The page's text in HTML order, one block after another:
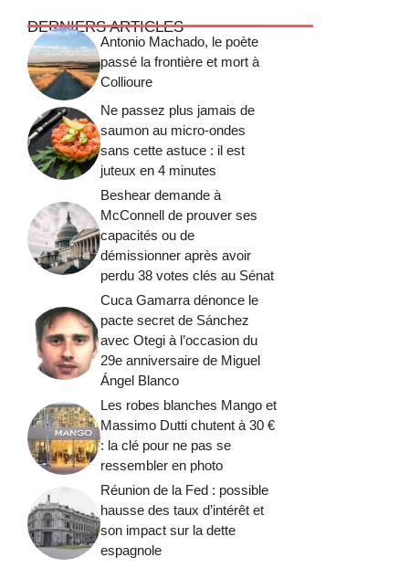
DERNIERS ARTICLES
Antonio Machado, le poète
passé la frontière et mort à
Collioure
Ne passez plus jamais de
saumon au micro-ondes
sans cette astuce : il est
juteux en 4 minutes
Beshear demande à
McConnell de prouver ses
capacités ou de
démissionner après avoir
perdu 38 votes clés au Sénat
Cuca Gamarra dénonce le
pacte secret de Sánchez
avec Otegi à l’occasion du
29e anniversaire de Miguel
Ángel Blanco
Les robes blanches Mango et
Massimo Dutti chutent à 30 €
: la clé pour ne pas se
ressembler en photo
Réunion de la Fed : possible
hausse des taux d’intérêt et
son impact sur la dette
espagnole